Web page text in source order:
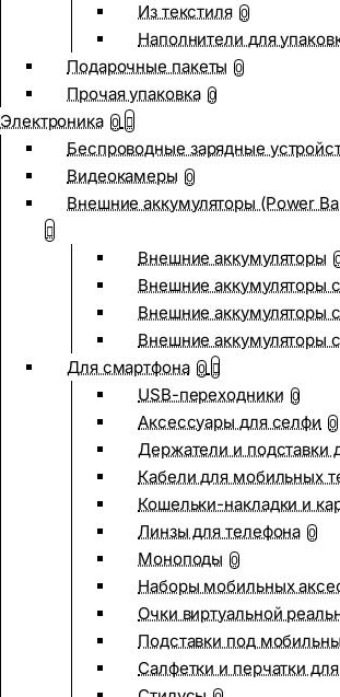
Из текстиля 0
Наполнители для
Подарочные пакеты 0
Прочая упаковка 0
Электроника 0
Беспроводные зарядные
Видеокамеры 0
Внешние аккумуляторы (Power
Внешние аккумуляторы
Внешние аккумуляторы
Внешние аккумуляторы
Внешние аккумуляторы
Для смартфона 0
USB-переходники 0
Аксессуары для селфи 0
Держатели и подставки
Кабели для мобильных
Кошельки-накладки и
Линзы для телефона 0
Моноподы 0
Наборы мобильных
Очки виртуальной
Подставки под
Салфетки и перчатки